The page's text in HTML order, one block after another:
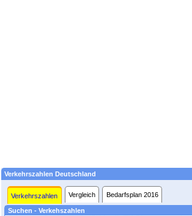
Verkehrszahlen Deutschland
Verkehrszahlen Vergleich Bedarfsplan 2016
Suchen - Verkehszahlen